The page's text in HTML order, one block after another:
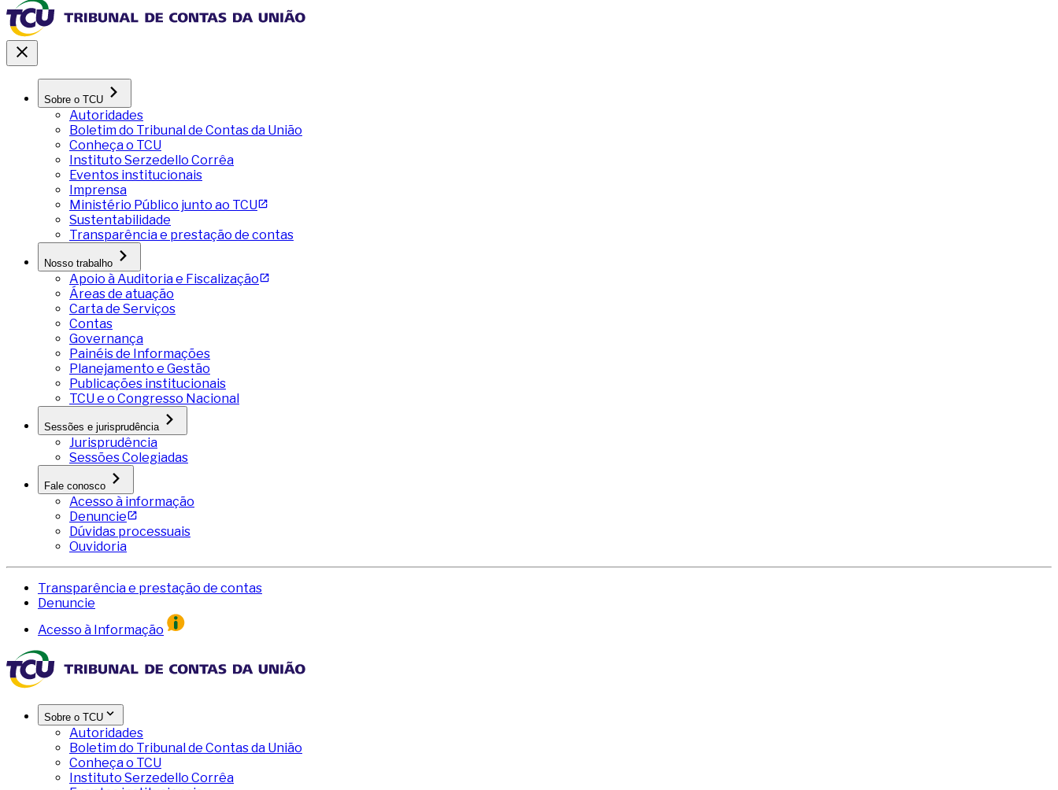
Sobre o TCU
Autoridades
Boletim do Tribunal de Contas da União
Conheça o TCU
Instituto Serzedello Corrêa
Eventos institucionais
Imprensa
Ministério Público junto ao TCU
Sustentabilidade
Transparência e prestação de contas
Nosso trabalho
Apoio à Auditoria e Fiscalização
Áreas de atuação
Carta de Serviços
Contas
Governança
Painéis de Informações
Planejamento e Gestão
Publicações institucionais
TCU e o Congresso Nacional
Sessões e jurisprudência
Jurisprudência
Sessões Colegiadas
Fale conosco
Acesso à informação
Denuncie
Dúvidas processuais
Ouvidoria
Transparência e prestação de contas
Denuncie
Acesso à Informação
Sobre o TCU
Autoridades
Boletim do Tribunal de Contas da União
Conheça o TCU
Instituto Serzedello Corrêa